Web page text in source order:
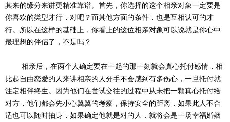
其来的缘分来讲更精准靠谱。首先，你选择的这个相亲对象一定要是
你喜欢的类型才行，对吧？而其他方面的条件，也是互相认可的才
行。所以在这样的基础上，你看上的这位相亲对象可以说就是你心中
最理想的伴侣了，不是吗？
相亲后，在两个人确定要在一起的那一刻就会真心托付感情，相
比起自由恋爱的人来讲相亲的人分手不会感到有多伤心，一旦托付就
注定相伴终生。因为他们在尝试交往的过程中从未把一颗真心托付给
对方，他们都会先小心翼翼的考察，保持安全的距离，如果此人不合
适也可以随时抽身，如果确定他就是对的人，就将会是一场幸福婚姻